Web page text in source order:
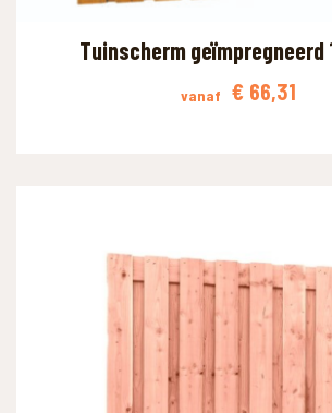
Tuinscherm geïmpregneerd
vanaf € 66,31